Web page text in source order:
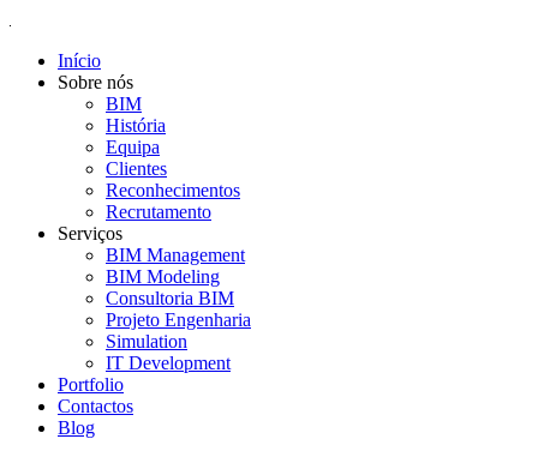
Início
Sobre nós
BIM
História
Equipa
Clientes
Reconhecimentos
Recrutamento
Serviços
BIM Management
BIM Modeling
Consultoria BIM
Projeto Engenharia
Simulation
IT Development
Portfolio
Contactos
Blog